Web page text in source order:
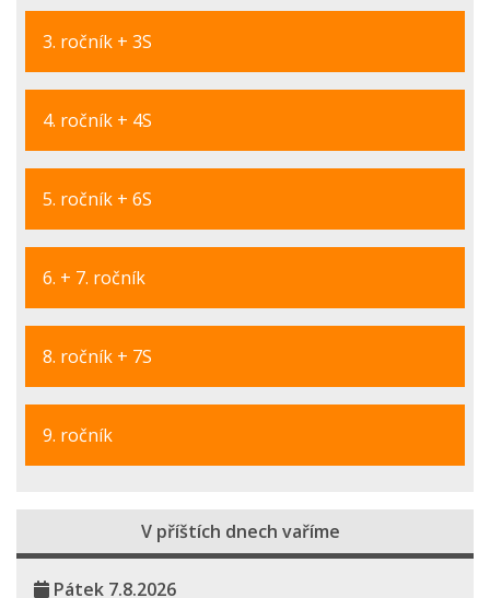
3. ročník + 3S
4. ročník + 4S
5. ročník + 6S
6. + 7. ročník
8. ročník + 7S
9. ročník
V příštích dnech vaříme
Pátek 7.8.2026